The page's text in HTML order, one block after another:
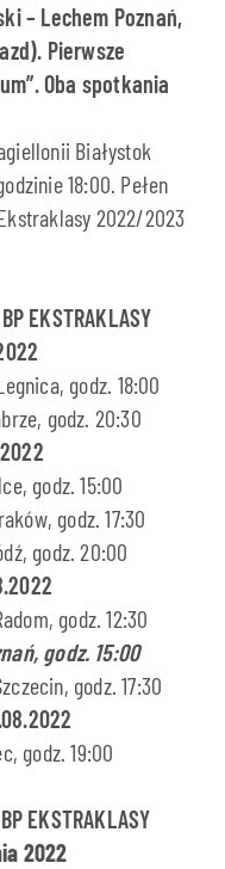
– Lechem Poznań,
Pierwsze
Oba spotkania
Białystok
18:00. Pełen
2022/2023
EKSTRAKLASY
godz. 18:00
godz. 20:30
godz. 15:00
godz. 17:30
godz. 20:00
godz. 12:30
godz. 15:00
godz. 17:30
godz. 19:00
EKSTRAKLASY
2022